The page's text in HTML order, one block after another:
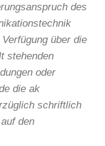
des
über die
stehenden
oder
die ak
schriftlich
den